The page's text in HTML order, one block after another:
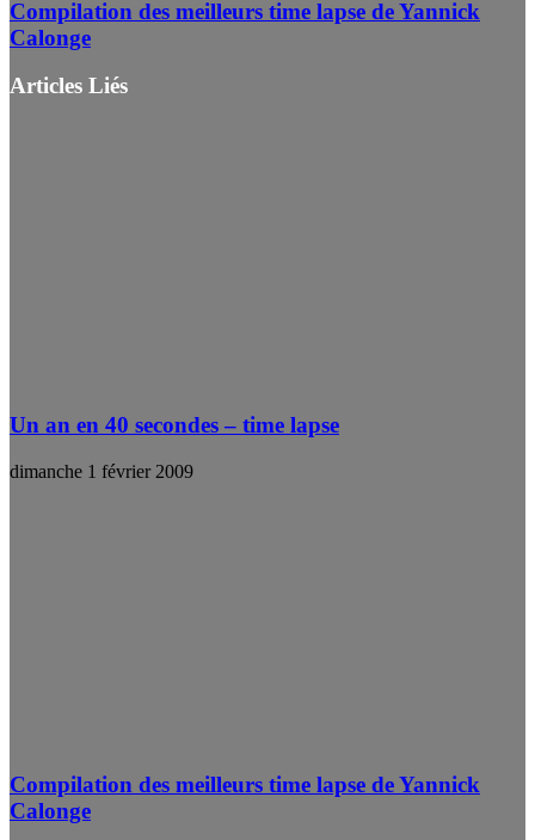
Compilation des meilleurs time lapse de Yannick
Calonge
Articles Liés
Un an en 40 secondes – time lapse
dimanche 1 février 2009
Compilation des meilleurs time lapse de Yannick
Calonge